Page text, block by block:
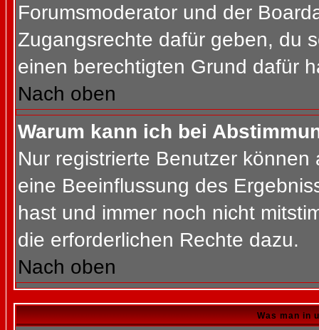
Forumsmoderator und der
Zugangsrechte dafür geben, du
einen berechtigten Grund dafür
Nach oben
Warum kann ich bei
Nur registrierte Benutzer
eine Beeinflussung des
hast und immer noch nicht
die erforderlichen Rechte dazu.
Nach oben
Was man in